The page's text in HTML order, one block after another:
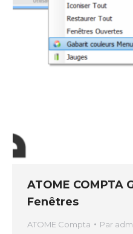
ATOME COMPTA
Fenêtres
ATOME Compta Par